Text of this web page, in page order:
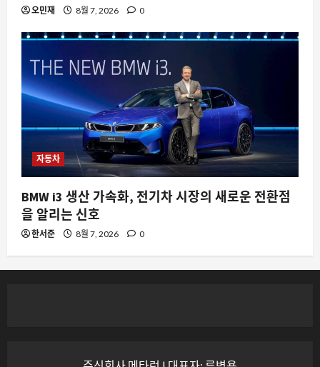
오민재 8월 7, 2026 0
자동차
BMW i3 생산 가속화, 전기차 시장의 새로운 전환점
을 알리는 신호
한서준 8월 7, 2026 0